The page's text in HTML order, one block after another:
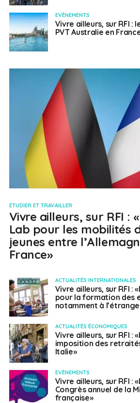
EVÈNEMENTS
Vivre ailleurs, sur RFI :
PVT Australie en
ETUDIER ET TRAVAILLER
Vivre ailleurs, sur RFI :
Lab pour les mobilités
jeunes entre
France»
ACTUALITÉS INTERNATIONALES
Vivre ailleurs, sur RFI :
pour la formation des
notamment à
ACTUALITÉS ÉCONOMIQUES
Vivre ailleurs, sur RFI :
imposition des
Italie»
EVÈNEMENTS
Vivre ailleurs, sur RFI :
Congrès annuel de la
française»